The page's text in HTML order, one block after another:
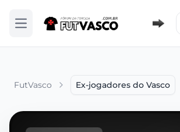
Abrir menu
FutVasco Ex-jogadores do Vasco